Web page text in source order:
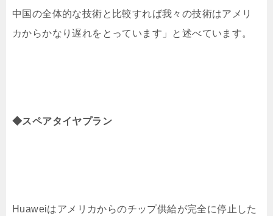
中国の全体的な技術と比較すれば我々の技術はアメリ
カからかなり遅れをとっています」と述べています。
◆スペアタイヤプラン
Huaweiはアメリカからのチップ供給が完全に停止した